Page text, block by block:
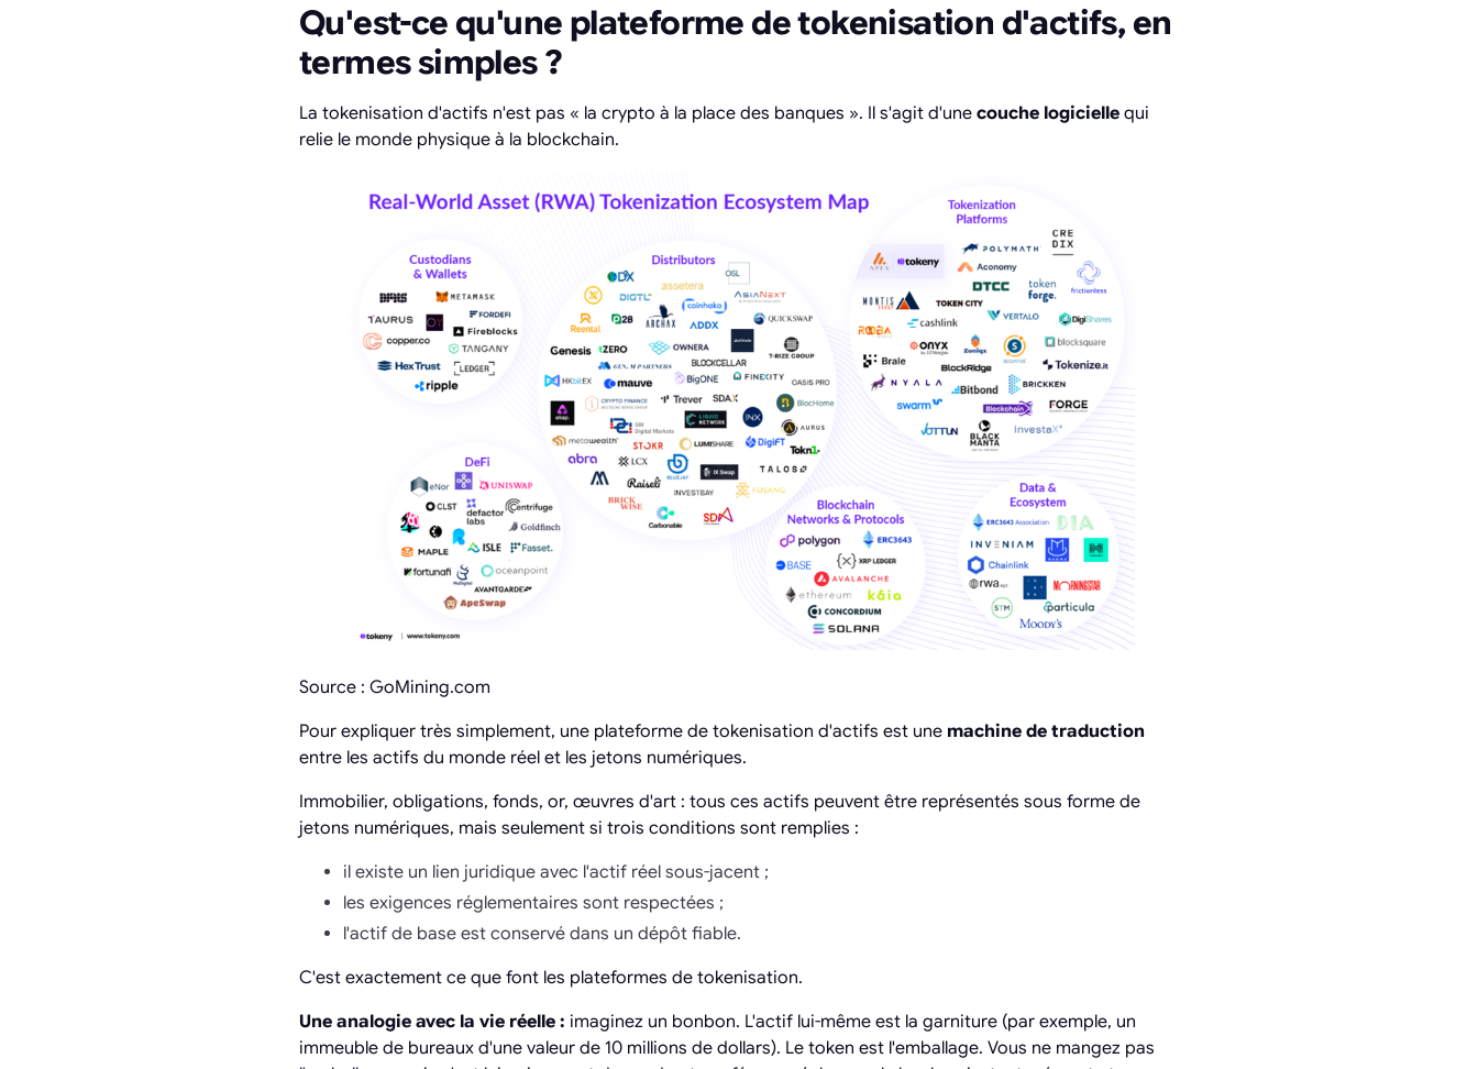
Qu'est-ce qu'une plateforme de tokenisation d'actifs, en
termes simples ?
La tokenisation d'actifs n'est pas « la crypto à la place des banques ». Il s'agit d'une couche logicielle qui
relie le monde physique à la blockchain.
Source : GoMining.com
Pour expliquer très simplement, une plateforme de tokenisation d'actifs est une machine de traduction
entre les actifs du monde réel et les jetons numériques.
Immobilier, obligations, fonds, or, œuvres d'art : tous ces actifs peuvent être représentés sous forme de
jetons numériques, mais seulement si trois conditions sont remplies :
il existe un lien juridique avec l'actif réel sous-jacent ;
les exigences réglementaires sont respectées ;
l'actif de base est conservé dans un dépôt fiable.
C'est exactement ce que font les plateformes de tokenisation.
Une analogie avec la vie réelle : imaginez un bonbon. L'actif lui-même est la garniture (par exemple, un
immeuble de bureaux d'une valeur de 10 millions de dollars). Le token est l'emballage. Vous ne mangez pas